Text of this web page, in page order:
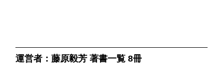
運営者：藤原毅芳 著書一覧 8冊